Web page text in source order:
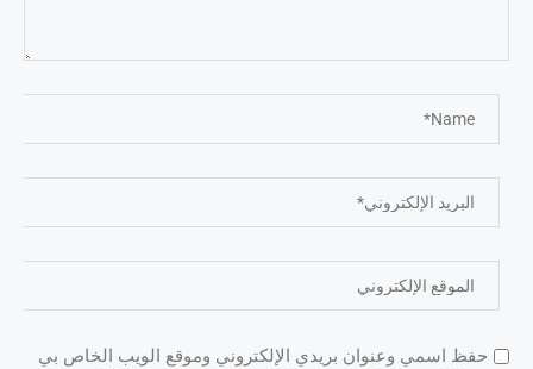
حفظ اسمي وعنوان بريدي الإلكتروني وموقع الويب الخاص بي